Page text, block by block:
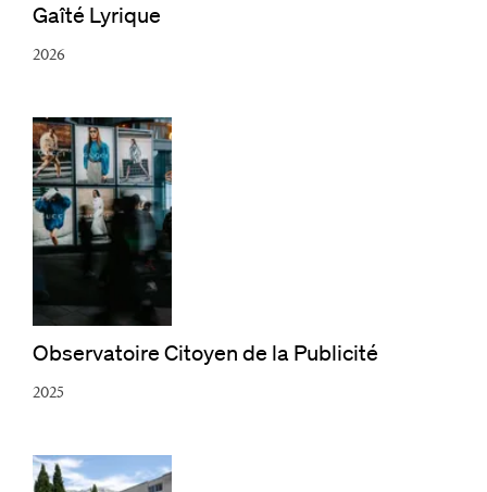
Gaîté Lyrique
2026
Observatoire Citoyen de la Publicité
2025